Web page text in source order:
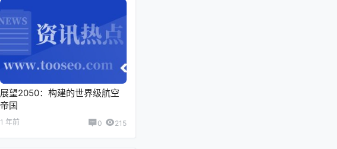
展望2050：构建的世界级航空
帝国
1 年前 0 215